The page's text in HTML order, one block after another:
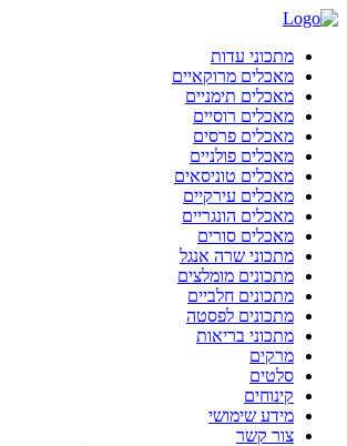
מתכוני עדות
מאכלים מרוקאיים
מאכלים תימניים
מאכלים רוסיים
מאכלים פרסים
מאכלים פולניים
מאכלים טוניסאים
מאכלים עירקיים
מאכלים הונגריים
מאכלים סורים
מתכוני שרה אנגל
מתכונים מומלצים
מתכונים חלביים
מתכונים לפסטה
מתכוני בריאות
מרקים
סלטים
קינוחים
מידע שימושי
צור קשר